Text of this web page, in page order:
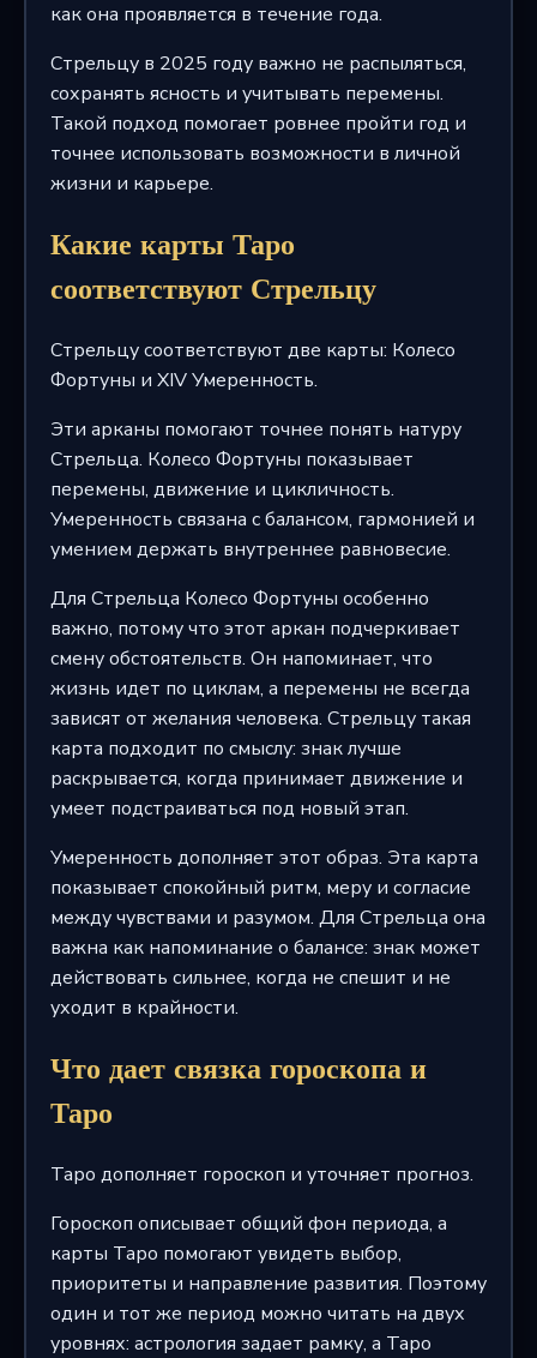
как она проявляется в течение года.
Стрельцу в 2025 году важно не распыляться,
сохранять ясность и учитывать перемены.
Такой подход помогает ровнее пройти год и
точнее использовать возможности в личной
жизни и карьере.
Какие карты Таро
соответствуют Стрельцу
Стрельцу соответствуют две карты: Колесо
Фортуны и XIV Умеренность.
Эти арканы помогают точнее понять натуру
Стрельца. Колесо Фортуны показывает
перемены, движение и цикличность.
Умеренность связана с балансом, гармонией и
умением держать внутреннее равновесие.
Для Стрельца Колесо Фортуны особенно
важно, потому что этот аркан подчеркивает
смену обстоятельств. Он напоминает, что
жизнь идет по циклам, а перемены не всегда
зависят от желания человека. Стрельцу такая
карта подходит по смыслу: знак лучше
раскрывается, когда принимает движение и
умеет подстраиваться под новый этап.
Умеренность дополняет этот образ. Эта карта
показывает спокойный ритм, меру и согласие
между чувствами и разумом. Для Стрельца она
важна как напоминание о балансе: знак может
действовать сильнее, когда не спешит и не
уходит в крайности.
Что дает связка гороскопа и
Таро
Таро дополняет гороскоп и уточняет прогноз.
Гороскоп описывает общий фон периода, а
карты Таро помогают увидеть выбор,
приоритеты и направление развития. Поэтому
один и тот же период можно читать на двух
уровнях: астрология задает рамку, а Таро